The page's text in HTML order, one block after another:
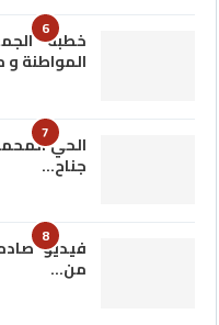
6خطبة
المواطنة
7الحي
جناح…
8
فيديو
من…